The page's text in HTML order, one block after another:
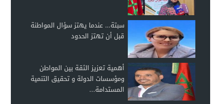
سبتة… عندما يهتز سؤال المواطنة
قبل أن تهتز الحدود
أهمية تعزيز الثقة بين المواطن
ومؤسسات الدولة و تحقيق التنمية
المستدامة...